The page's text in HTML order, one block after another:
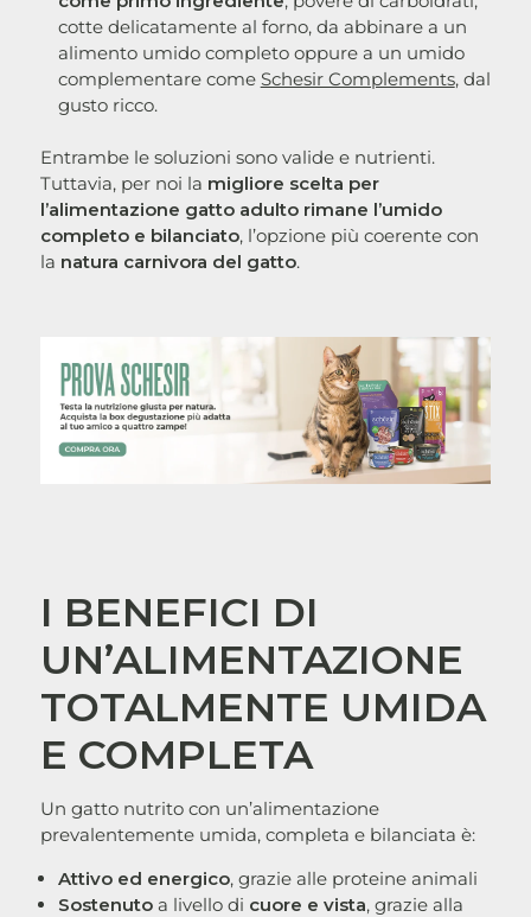
cotte delicatamente al forno, da abbinare a un
alimento umido completo oppure a un umido
complementare come Schesir Complements, dal
gusto ricco.
Entrambe le soluzioni sono valide e nutrienti.
Tuttavia, per noi la migliore scelta per
l’alimentazione gatto adulto rimane l’umido
completo e bilanciato, l’opzione più coerente con
la natura carnivora del gatto.
I BENEFICI DI
UN’ALIMENTAZIONE
TOTALMENTE UMIDA
E COMPLETA
Un gatto nutrito con un’alimentazione
prevalentemente umida, completa e bilanciata è:
Attivo ed energico, grazie alle proteine animali
Sostenuto a livello di cuore e vista, grazie alla